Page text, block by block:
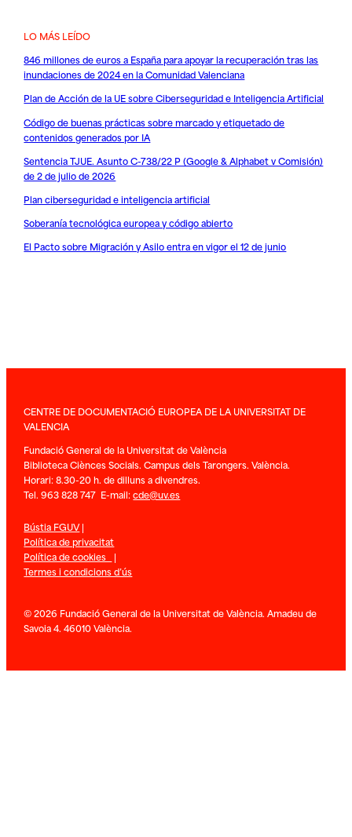
LO MÁS LEÍDO
846 millones de euros a España para apoyar la recuperación tras las
inundaciones de 2024 en la Comunidad Valenciana
Plan de Acción de la UE sobre Ciberseguridad e Inteligencia Artificial
Código de buenas prácticas sobre marcado y etiquetado de
contenidos generados por IA
Sentencia TJUE. Asunto C-738/22 P (Google & Alphabet v Comisión)
de 2 de julio de 2026
Plan ciberseguridad e inteligencia artificial
Soberanía tecnológica europea y código abierto
El Pacto sobre Migración y Asilo entra en vigor el 12 de junio
CENTRE DE DOCUMENTACIÓ EUROPEA DE LA UNIVERSITAT DE
VALENCIA
Fundació General de la Universitat de València
Biblioteca Ciènces Socials. Campus dels Tarongers. València.
Horari: 8.30-20 h. de dilluns a divendres.
Tel. 963 828 747 E-mail:cde@uv.es
Bústia FGUV|
Política de privacitat
Política de cookies |
Termes i condicions d’ús
© 2026 Fundació General de la Universitat de València. Amadeu de
Savoia 4. 46010 València.